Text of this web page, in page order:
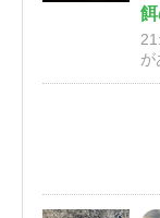
が